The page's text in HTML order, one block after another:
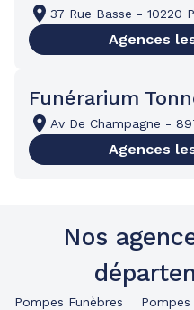
37 Rue Basse - 10220
Agences
Funérarium
Av De Champagne -
Agences
Nos
Pompes Funèbres
Pompes